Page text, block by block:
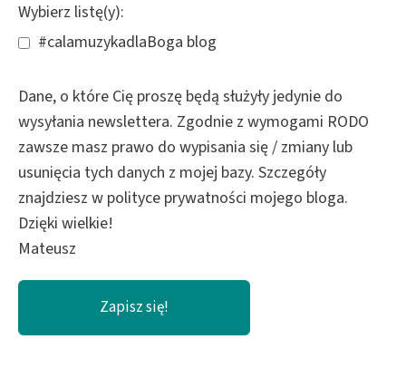
Wybierz listę(y):
#calamuzykadlaBoga blog
Dane, o które Cię proszę będą służyły jedynie do
wysyłania newslettera. Zgodnie z wymogami RODO
zawsze masz prawo do wypisania się / zmiany lub
usunięcia tych danych z mojej bazy. Szczegóły
znajdziesz w polityce prywatności mojego bloga.
Dzięki wielkie!
Mateusz